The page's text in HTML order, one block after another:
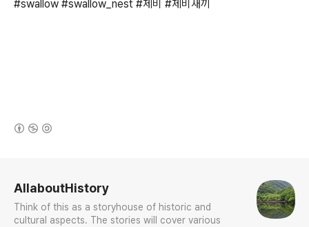
#swallow #swallow_nest #제비 #제비새끼
AllaboutHistory
Think of this as a storyhouse of historic and
cultural aspects. The stories will cover various